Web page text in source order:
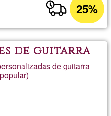
25%
de guitarra
de guitarra